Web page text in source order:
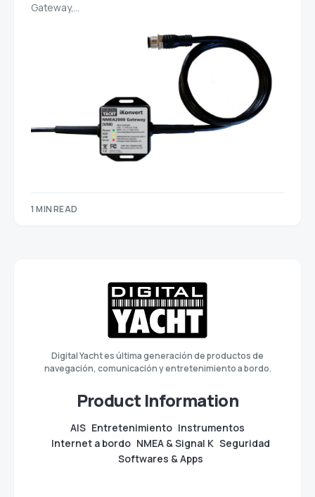
Gateway,…
1 MIN READ
Digital Yacht es última generación de productos de
navegación, comunicación y entretenimiento a bordo.
Product Information
AIS Entretenimiento Instrumentos
Internet a bordo NMEA & Signal K Seguridad
Softwares & Apps